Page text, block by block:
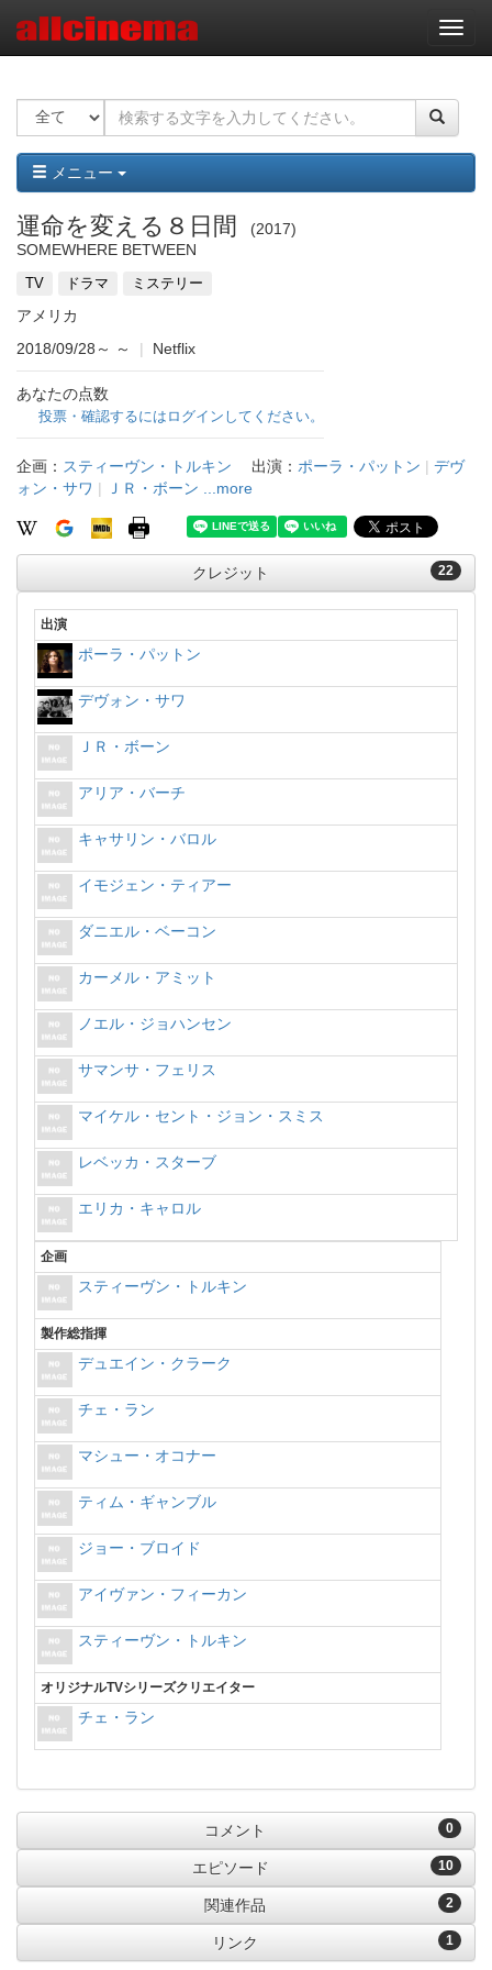
ナ
ビ
ー
ョ
ン
メニュー
運命を変える８日間
2017
SOMEWHERE BETWEEN
TV ドラマ ミステリー
アメリカ
2018/09/28～
～ | Netflix
あなたの点数
投票・確認するにはログインしてください。
企画： スティーヴン・トルキン 出演： ポーラ・パットン | デヴ
ォン・サワ | ＪＲ・ボーン ...more
22
クレジット
出演
ポーラ・パットン
デヴォン・サワ
ＪＲ・ボーン
アリア・バーチ
キャサリン・バロル
イモジェン・ティアー
ダニエル・ベーコン
カーメル・アミット
ノエル・ジョハンセン
サマンサ・フェリス
マイケル・セント・ジョン・スミス
レベッカ・スターブ
エリカ・キャロル
企画
スティーヴン・トルキン
製作総指揮
デュエイン・クラーク
チェ・ラン
マシュー・オコナー
ティム・ギャンブル
ジョー・ブロイド
アイヴァン・フィーカン
スティーヴン・トルキン
オリジナルTVシリーズクリエイター
チェ・ラン
0
コメント
10
エピソード
2
関連作品
1
リンク